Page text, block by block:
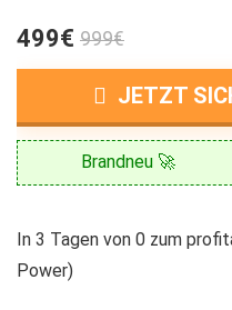
499€ 999€
JETZT
Brandneu 🚀
In 3 Tagen von 0 zum
Power)